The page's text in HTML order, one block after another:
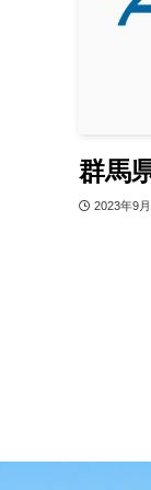
群馬
2023年9